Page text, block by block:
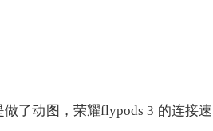
了动图，荣耀flypods 3 的连接速